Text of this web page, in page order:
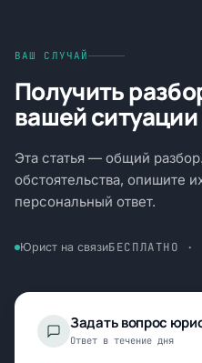
ВАШ СЛУЧАЙ
Получить
вашей ситуации
Эта статья — общий
обстоятельства, опишите
персональный ответ.
Юрист на связиБЕСПЛАТНО ·
Задать вопрос
Ответ в течение дня